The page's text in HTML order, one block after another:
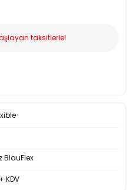
taksitlerle!
BlauFlex
KDV